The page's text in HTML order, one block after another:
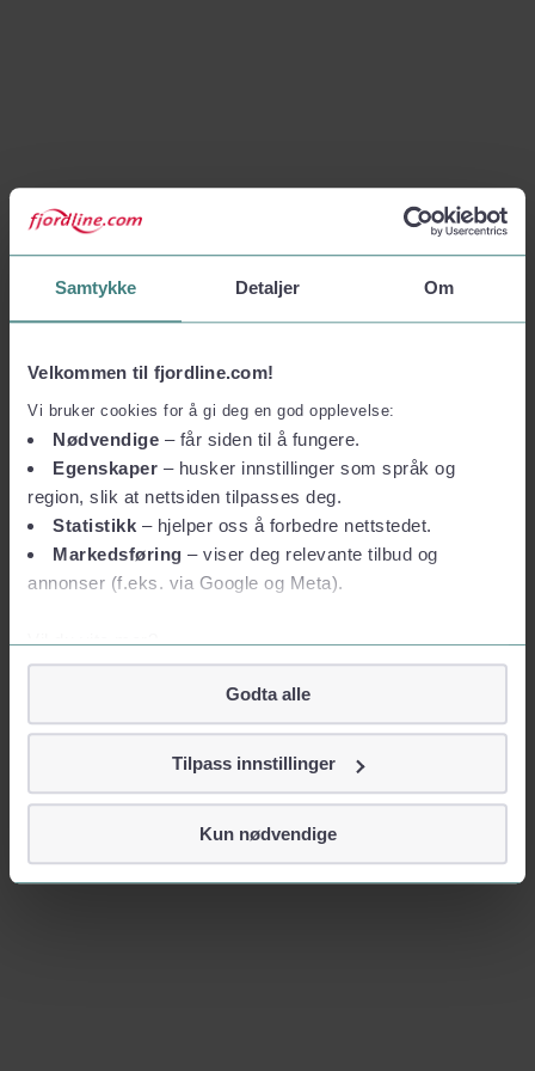
Samtykke Detaljer Om
Velkommen til fjordline.com!
Vi bruker cookies for å gi deg en god opplevelse:
Nødvendige – får siden til å fungere.
Egenskaper – husker innstillinger som språk og
region, slik at nettsiden tilpasses deg.
Statistikk – hjelper oss å forbedre nettstedet.
Markedsføring – viser deg relevante tilbud og
annonser (f.eks. via Google og Meta).
Vil du vite mer?
Om informasjonskapsler
Googles retningslinjer for personvern
Vi tar ditt personvern på alvor
identifiserer deg, som navn eller telefonnummer.
Godta alle
Tilpass innstillinger
Kun nødvendige